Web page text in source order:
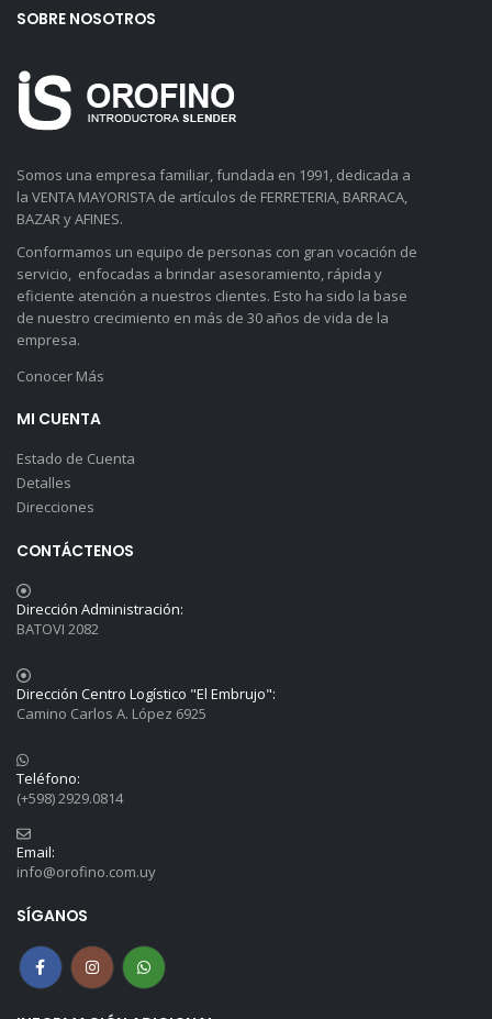
SOBRE NOSOTROS
Somos una empresa familiar, fundada en 1991, dedicada a
la VENTA MAYORISTA de artículos de FERRETERIA, BARRACA,
BAZAR y AFINES.
Conformamos un equipo de personas con gran vocación de
servicio, enfocadas a brindar asesoramiento, rápida y
eficiente atención a nuestros clientes. Esto ha sido la base
de nuestro crecimiento en más de 30 años de vida de la
empresa.
Conocer Más
MI CUENTA
Estado de Cuenta
Detalles
Direcciones
CONTÁCTENOS
Dirección Administración:
BATOVI 2082
Dirección Centro Logístico "El Embrujo":
Camino Carlos A. López 6925
Teléfono:
(+598) 2929.0814
Email:
info@orofino.com.uy
SÍGANOS